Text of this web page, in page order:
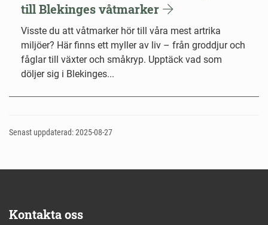
till Blekinges våtmarker
Visste du att våtmarker hör till våra mest artrika
miljöer? Här finns ett myller av liv – från groddjur och
fåglar till växter och småkryp. Upptäck vad som
döljer sig i Blekinges...
Senast uppdaterad: 2025-08-27
Kontakta oss